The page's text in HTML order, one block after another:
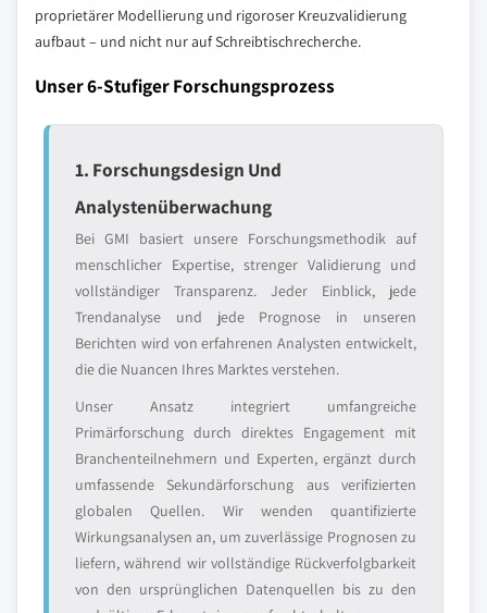
proprietärer Modellierung und rigoroser Kreuzvalidierung
aufbaut – und nicht nur auf Schreibtischrecherche.
Unser 6-Stufiger Forschungsprozess
1. Forschungsdesign Und
Analystenüberwachung
Bei GMI basiert unsere Forschungsmethodik auf
menschlicher Expertise, strenger Validierung und
vollständiger Transparenz. Jeder Einblick, jede
Trendanalyse und jede Prognose in unseren
Berichten wird von erfahrenen Analysten entwickelt,
die die Nuancen Ihres Marktes verstehen.
Unser Ansatz integriert umfangreiche
Primärforschung durch direktes Engagement mit
Branchenteilnehmern und Experten, ergänzt durch
umfassende Sekundärforschung aus verifizierten
globalen Quellen. Wir wenden quantifizierte
Wirkungsanalysen an, um zuverlässige Prognosen zu
liefern, während wir vollständige Rückverfolgbarkeit
von den ursprünglichen Datenquellen bis zu den